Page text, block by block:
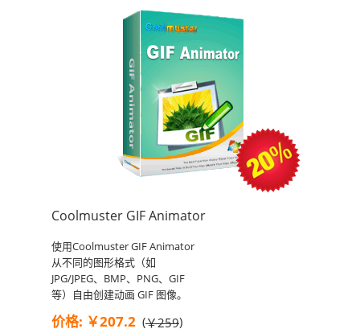
Coolmuster GIF Animator
使用Coolmuster GIF Animator
从不同的图形格式（如
JPG/JPEG、BMP、PNG、GIF
等）自由创建动画 GIF 图像。
价格: ￥207.2 (￥259)